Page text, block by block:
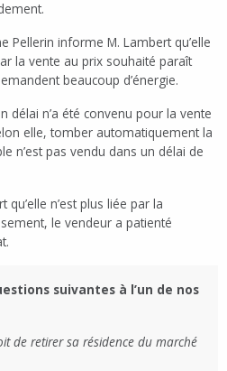
Pellerin informe M. Lambert qu’elle
la vente au prix souhaité paraît
beaucoup d’énergie.
délai n’a été convenu pour la vente
elle, tomber automatiquement la
n’est pas vendu dans un délai de
n’est plus liée par la
le vendeur a patienté
suivantes à l’un de nos
de retirer sa résidence du marché